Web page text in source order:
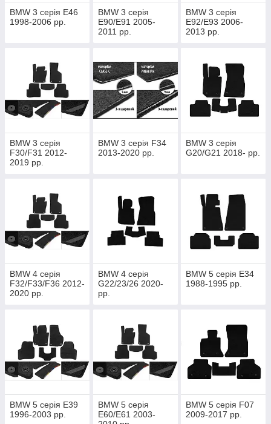
BMW 3 серія E46
1998-2006 рр.
BMW 3 серія
E90/E91 2005-
2011 рр.
BMW 3 серія
E92/E93 2006-
2013 рр.
BMW 3 серія
F30/F31 2012-
2019 рр.
BMW 3 серія F34
2013-2020 рр.
BMW 3 серія
G20/G21 2018- рр.
BMW 4 серія
F32/F33/F36 2012-
2020 рр.
BMW 4 серія
G22/23/26 2020-
рр.
BMW 5 серія E34
1988-1995 рр.
BMW 5 серія E39
1996-2003 рр.
BMW 5 серія
E60/E61 2003-
BMW 5 серія F07
2009-2017 рр.